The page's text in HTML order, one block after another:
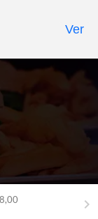
keyboard_arrow_right
Ver